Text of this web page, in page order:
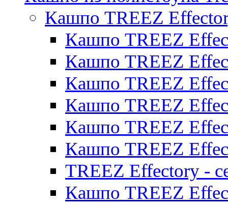
Кашпо TREEZ
Кашпо TREEZ
Кашпо TREEZ
Кашпо TREEZ
Кашпо TREEZ
Кашпо TREEZ
Кашпо TREEZ
TREEZ Effectory -
Кашпо TREEZ